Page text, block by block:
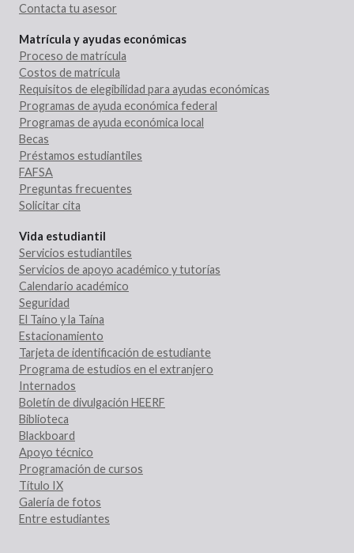
Contacta tu asesor
Matrícula y ayudas económicas
Proceso de matrícula
Costos de matrícula
Requisitos de elegibilidad para ayudas económicas
Programas de ayuda económica federal
Programas de ayuda económica local
Becas
Préstamos estudiantiles
FAFSA
Preguntas frecuentes
Solicitar cita
Vida estudiantil
Servicios estudiantiles
Servicios de apoyo académico y tutorías
Calendario académico
Seguridad
El Taíno y la Taína
Estacionamiento
Tarjeta de identificación de estudiante
Programa de estudios en el extranjero
Internados
Boletín de divulgación HEERF
Biblioteca
Blackboard
Apoyo técnico
Programación de cursos
Título IX
Galería de fotos
Entre estudiantes